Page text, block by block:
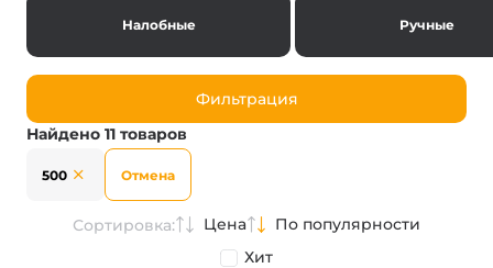
Налобные Ручные
Фильтрация
Найдено 11 товаров
500 Отмена
Сортировка: Цена
По популярности
Хит